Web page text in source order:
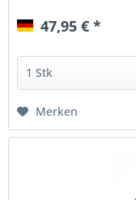
47,95 € *
Merken